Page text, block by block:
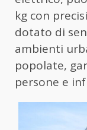
kg con
dotato di
ambienti
popolate,
persone e